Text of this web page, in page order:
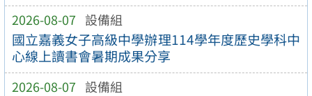
2026-08-07 設備組
國立嘉義女子高級中學辦理114學年度歷史學科中
心線上讀書會暑期成果分享
2026-08-07 設備組